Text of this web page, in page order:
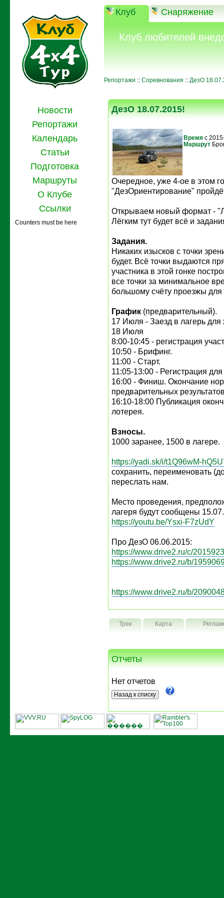
Клуб Снаряжение
Клуб любителей
Репортажи :: Соревнования :: ДезО
Новости
Репортажи
Календарь
Статьи
Подготовка
Маршруты
О Клубе
Ссылки
Counters must be here
ДезО 18.07.2015!
Время с
Маршрут
Очередное, уже 4-ое в этом
"ДезОриентирование"
Открываем новый формат -
Лёгким тут будет всё и
Задания.
Никаких изысков с точки
будет. Всё точки выдаются
участника в этой гонке
все точки за минимальное
большому счёту проезжы
График (предварительный).
17 Июля - Заезд в лагерь
18 Июля
8:00-10:45 - регистрация
10:50 - Брифинг.
11:00 - Старт.
11:05-13:00 - Регистрация
16:00 - Финиш. Окончание
предварительных
16:10-18:00 Публикация
лотерея.
Взносы.
1000 заранее, 1500 в лагере.
https://yadi.sk/i/t1Q96wM-
сохранить, переименовать
переслать нам.
Место проведения,
лагеря будут сообщены
https://youtu.be/Ysxi-F7zUdY
Про ДезО 06.06.2015:
https://www.drive2.ru/c/
https://www.drive2.ru/b/
https://www.drive2.ru/b/
Трек Карта
Отчеты
Нет отчетов